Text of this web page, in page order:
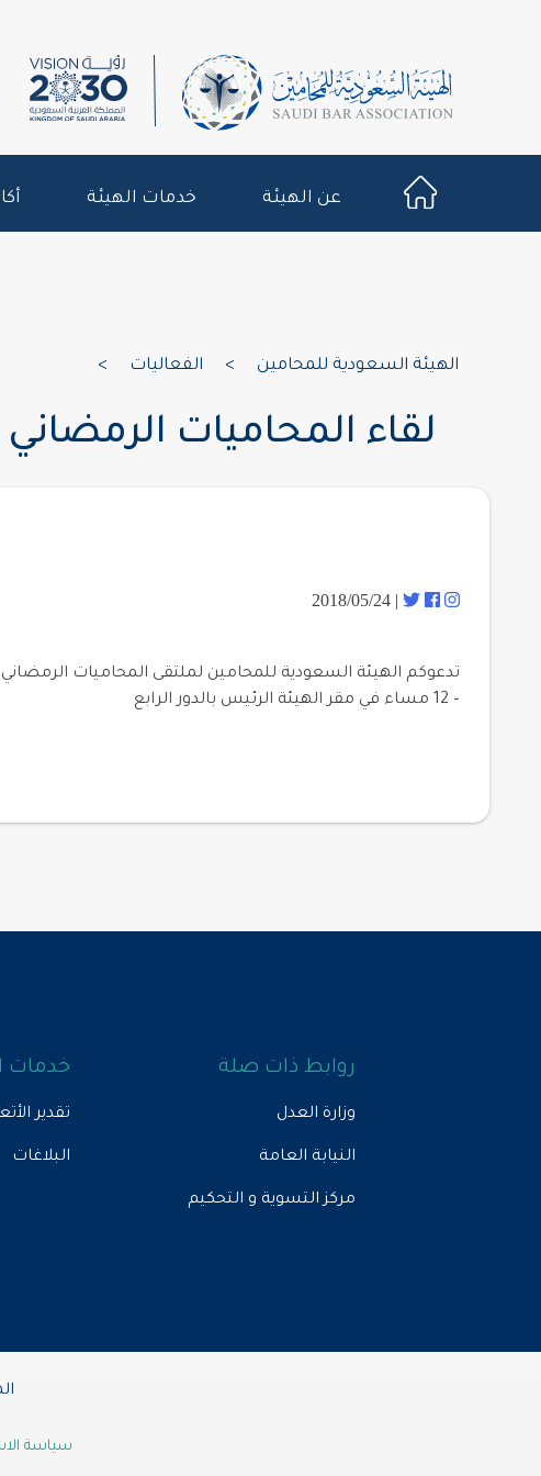
عن الهيئة خدمات الهيئة
الهيئة السعودية للمحامين > الفعاليات >
لقاء المحاميات الرمضاني
| 2018/05/24
– 12 مساء في مقر الهيئة الرئيس بالدور الرابع
روابط ذات صلة
وزارة العدل
النيابة العامة
مركز التسوية و التحكيم
خدمات
تقدير
البلاغات
سياسة